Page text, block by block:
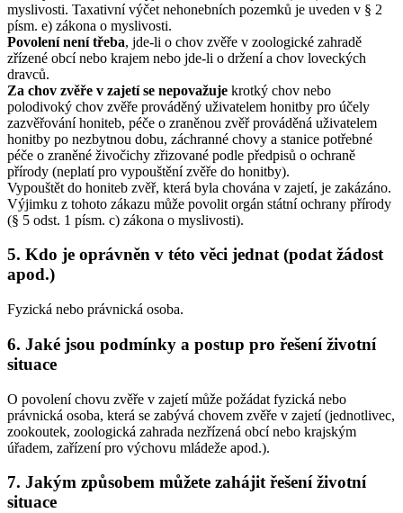
myslivosti. Taxativní výčet nehonebních pozemků je uveden v § 2
písm. e) zákona o myslivosti.
Povolení není třeba, jde-li o chov zvěře v zoologické zahradě
zřízené obcí nebo krajem nebo jde-li o držení a chov loveckých
dravců.
Za chov zvěře v zajetí se nepovažuje krotký chov nebo
polodivoký chov zvěře prováděný uživatelem honitby pro účely
zazvěřování honiteb, péče o zraněnou zvěř prováděná uživatelem
honitby po nezbytnou dobu, záchranné chovy a stanice potřebné
péče o zraněné živočichy zřizované podle předpisů o ochraně
přírody (neplatí pro vypouštění zvěře do honitby).
Vypouštět do honiteb zvěř, která byla chována v zajetí, je zakázáno.
Výjimku z tohoto zákazu může povolit orgán státní ochrany přírody
(§ 5 odst. 1 písm. c) zákona o myslivosti).
5. Kdo je oprávněn v této věci jednat (podat žádost
apod.)
Fyzická nebo právnická osoba.
6. Jaké jsou podmínky a postup pro řešení životní
situace
O povolení chovu zvěře v zajetí může požádat fyzická nebo
právnická osoba, která se zabývá chovem zvěře v zajetí (jednotlivec,
zookoutek, zoologická zahrada nezřízená obcí nebo krajským
úřadem, zařízení pro výchovu mládeže apod.).
7. Jakým způsobem můžete zahájit řešení životní
situace